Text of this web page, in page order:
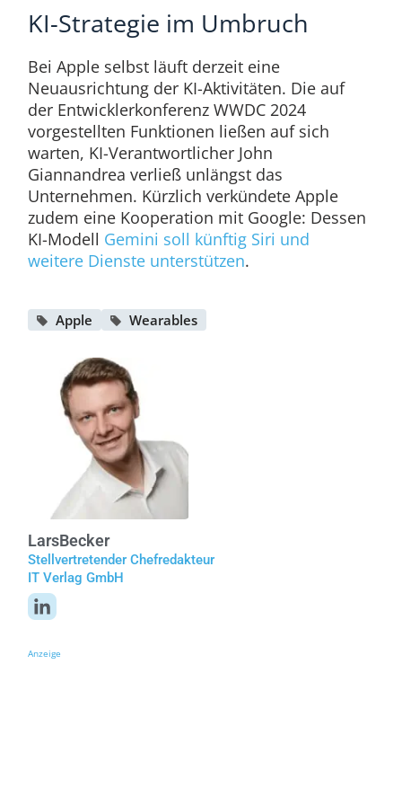
KI-Strategie im Umbruch
Bei Apple selbst läuft derzeit eine
Neuausrichtung der KI-Aktivitäten. Die auf
der Entwicklerkonferenz WWDC 2024
vorgestellten Funktionen ließen auf sich
warten, KI-Verantwortlicher John
Giannandrea verließ unlängst das
Unternehmen. Kürzlich verkündete Apple
zudem eine Kooperation mit Google: Dessen
KI-Modell Gemini soll künftig Siri und
weitere Dienste unterstützen.
Apple Wearables
LarsBecker
Stellvertretender Chefredakteur
IT Verlag GmbH
Anzeige